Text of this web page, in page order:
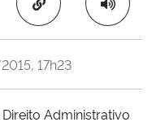
17h23
Administrativo